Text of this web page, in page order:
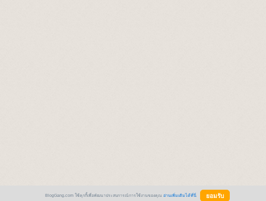
BlogGang.com ใช้คุกกี้เพื่อพัฒนาประสบการณ์การใช้งานของคุณ อ่านเพิ่มเติมได้ที่นี่